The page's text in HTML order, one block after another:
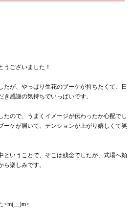
うございました！
たが、やっぱり生花のブーケが持ちたくて、日
感謝の気持ちでいっぱいです。
たので、うまくイメージが伝わったか心配でし
ーケが届いて、テンションが上がり嬉しくて笑
ということで、そこは残念でしたが、式場へ頼
楽しみです。
<m(__)m>